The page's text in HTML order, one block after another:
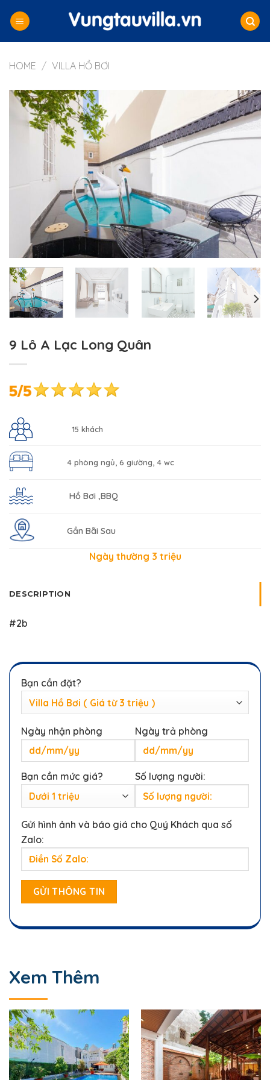
HOME / VILLA HỒ BƠI
9 Lô A Lạc Long Quân
15 khách
4 phòng ngủ, 6 giường, 4 wc
Hồ Bơi ,BBQ
Gần Bãi Sau
Ngày thường 3 triệu
DESCRIPTION
#2b
Bạn cần đặt?
Ngày nhận phòng Ngày trả phòng
Bạn cần mức giá? Số lượng người:
Gửi hình ảnh và báo giá cho Quý Khách qua số
Zalo:
Xem Thêm